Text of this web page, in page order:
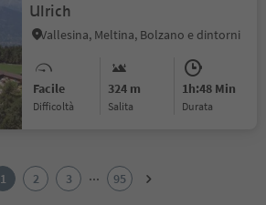
Ulrich
Vallesina, Meltina, Bolzano e dintorni
Facile
Difficoltà
324 m
Salita
1h:48 Min
durata
1 2 3 ...
95